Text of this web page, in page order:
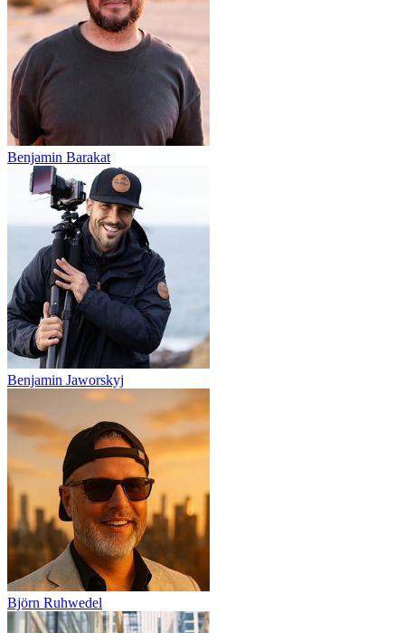
Benjamin Barakat
Benjamin Jaworskyj
Björn Ruhwedel